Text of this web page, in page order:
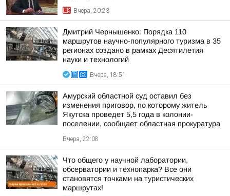
Вчера, 20:23
Дмитрий Чернышенко: Порядка 110
маршрутов научно-популярного туризма в 35
регионах создано в рамках Десятилетия
науки и технологий
Вчера, 18:51
Амурский областной суд оставил без
изменения приговор, по которому житель
Якутска проведет 5,5 года в колонии-
поселении, сообщает областная прокуратура
Вчера, 22:08
Что общего у научной лаборатории,
обсерватории и технопарка? Все они
становятся точками на туристических
маршрутах!